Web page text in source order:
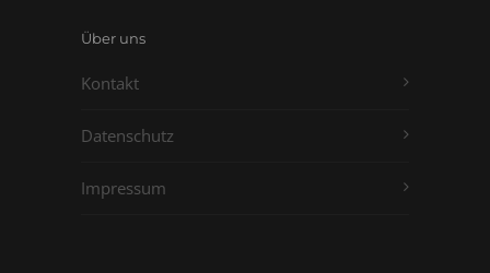
Über uns
Kontakt
Datenschutz
Impressum